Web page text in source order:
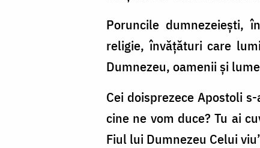
Poruncile dumnezeiești,
religie, învățături care
Dumnezeu, oamenii și
Cei doisprezece Apostoli
cine ne vom duce? Tu ai
Fiul lui Dumnezeu Celui